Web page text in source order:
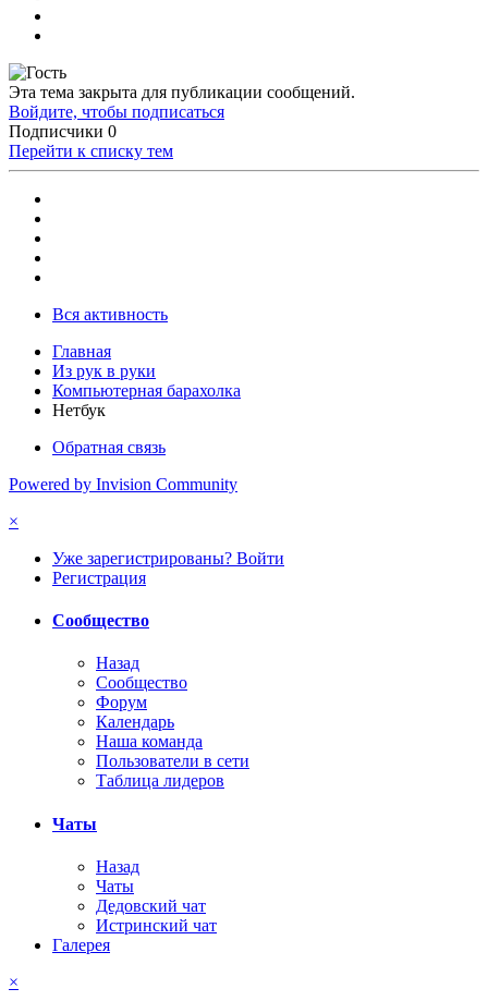
Эта тема закрыта для публикации сообщений.
Войдите, чтобы подписаться
Подписчики 0
Перейти к списку тем
Вся активность
Главная
Из рук в руки
Компьютерная барахолка
Нетбук
Обратная связь
Powered by Invision Community
×
Уже зарегистрированы? Войти
Регистрация
Сообщество
Назад
Сообщество
Форум
Календарь
Наша команда
Пользователи в сети
Таблица лидеров
Чаты
Назад
Чаты
Дедовский чат
Истринский чат
Галерея
×